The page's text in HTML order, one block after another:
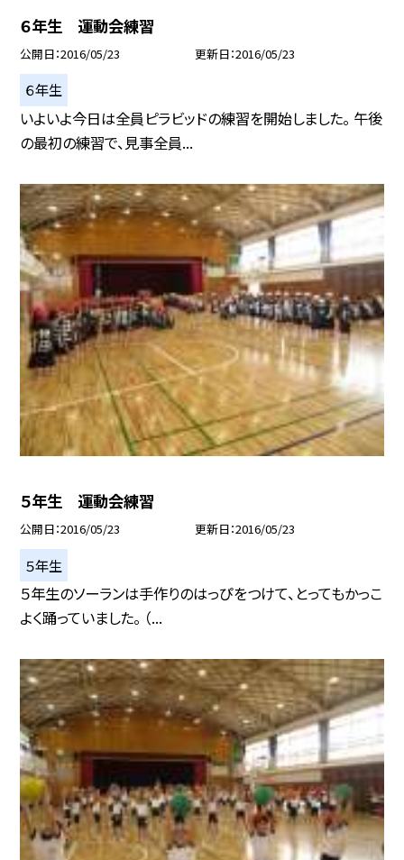
６年生 運動会練習
公開日 2016/05/23 更新日 2016/05/23
６年生
いよいよ今日は全員ピラビッドの練習を開始しました。 午後
の最初の練習で、見事全員...
５年生 運動会練習
公開日 2016/05/23 更新日 2016/05/23
５年生
５年生のソーランは手作りのはっぴをつけて、とってもかっこ
よく踊っていました。 （...